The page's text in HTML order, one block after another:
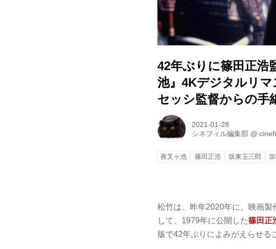
42年ぶりに篠田正浩
池』4Kデジタルリ
セッシ監督からの手
2021-01-28
シネフィル編集部 @
夜叉ヶ池 篠田正浩 坂東玉三郎
松竹は、昨年2020年に、映画製
して、1979年に公開した篠田正
版で42年ぶりによみがえらせる